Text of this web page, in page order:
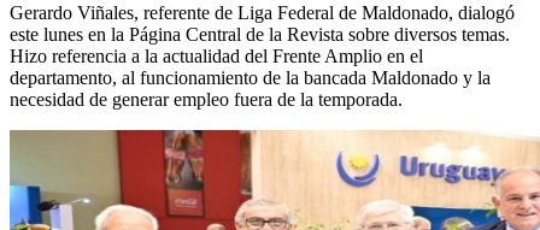
Gerardo Viñales, referente de Liga Federal de Maldonado, dialogó
este lunes en la Página Central de la Revista sobre diversos temas.
Hizo referencia a la actualidad del Frente Amplio en el
departamento, al funcionamiento de la bancada Maldonado y la
necesidad de generar empleo fuera de la temporada.